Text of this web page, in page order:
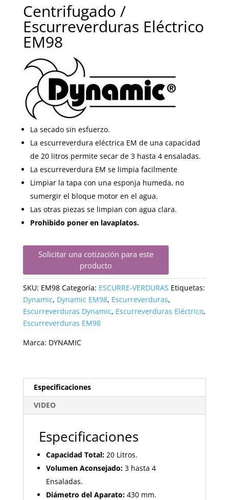
Centrifugado /
Escurreverduras Eléctrico
EM98
La secado sin esfuerzo.
La escurreverdura eléctrica EM de una capacidad
de 20 litros permite secar de 3 hasta 4 ensaladas.
La escurreverdura EM se limpia facilmente
Limpiar la tapa con una esponja humeda, no
sumergir el bloque motor en el agua.
Las otras piezas se limpian con agua clara.
Prohibido poner en lavaplatos.
Solicitar una cotización para este
producto
SKU: EM98 Categoría: ESCURRE-VERDURAS Etiquetas:
Dynamic, Dynamic EM98, Escurreverduras,
Escurreverduras Dynamic, Escurreverduras Eléctrico,
Escurreverduras EM98
Marca: DYNAMIC
Especificaciones
VIDEO
Especificaciones
Capacidad Total:20 Litros.
Volumen Aconsejado:3 hasta 4
Ensaladas.
Diámetro del Aparato:430 mm.